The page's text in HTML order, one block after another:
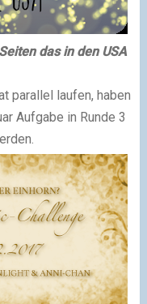
das in den USA
parallel laufen, haben
Aufgabe in Runde 3